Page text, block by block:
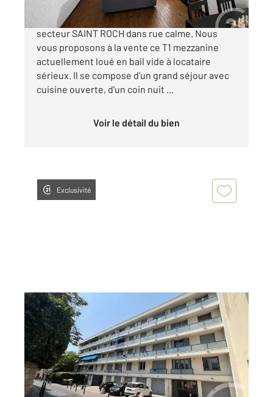
EXCLUSIVITE MONTPELLIER - ECUSSON
secteur SAINT ROCH dans rue calme. Nous
vous proposons à la vente ce T1 mezzanine
actuellement loué en bail vide à locataire
sérieux. Il se compose d'un grand séjour avec
cuisine ouverte, d'un coin nuit ...
Voir le détail du bien
Exclusivité
MONTPELLIER 34
57,04 m2, 3 pièces
Ref : 54987
Appartement T3 à vendre
193 000 €